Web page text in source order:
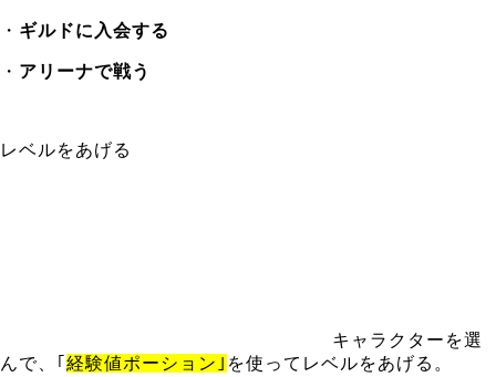
・ ギルドに入会する
・ アリーナで戦う
レベルをあげる
キャラクターを選
んで、｢ 経験値ポーション｣ を使ってレベルをあげる。